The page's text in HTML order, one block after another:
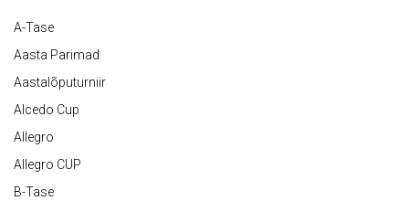
A-Tase
Aasta Parimad
Aastalõputurniir
Alcedo Cup
Allegro
Allegro CUP
B-Tase